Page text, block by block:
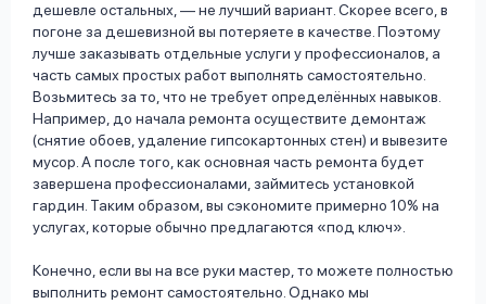
дешевле остальных, — не лучший вариант. Скорее всего, в
погоне за дешевизной вы потеряете в качестве. Поэтому
лучше заказывать отдельные услуги у профессионалов, а
часть самых простых работ выполнять самостоятельно.
Возьмитесь за то, что не требует определённых навыков.
Например, до начала ремонта осуществите демонтаж
(снятие обоев, удаление гипсокартонных стен) и вывезите
мусор. А после того, как основная часть ремонта будет
завершена профессионалами, займитесь установкой
гардин. Таким образом, вы сэкономите примерно 10% на
услугах, которые обычно предлагаются «под ключ».
Конечно, если вы на все руки мастер, то можете полностью
выполнить ремонт самостоятельно. Однако мы